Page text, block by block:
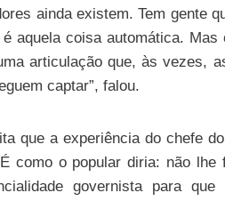
ainda existem. Tem gente
aquela coisa automática. Mas
articulação que, às vezes,
captar”, falou.
que a experiência do chefe
como o popular diria: não lhe
governista para